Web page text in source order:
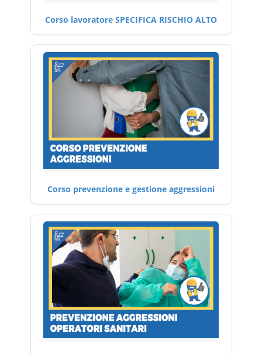
Corso lavoratore SPECIFICA RISCHIO ALTO
Corso prevenzione e gestione aggressioni